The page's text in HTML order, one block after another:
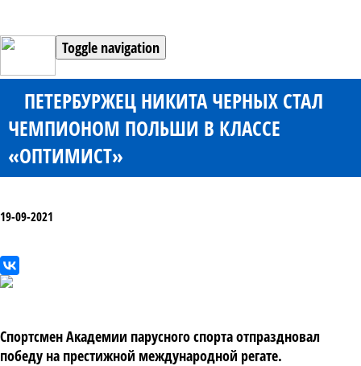
Toggle navigation
ПЕТЕРБУРЖЕЦ НИКИТА ЧЕРНЫХ СТАЛ
ЧЕМПИОНОМ ПОЛЬШИ В КЛАССЕ
«ОПТИМИСТ»
19-09-2021
Спортсмен Академии парусного спорта отпраздновал
победу на престижной международной регате.